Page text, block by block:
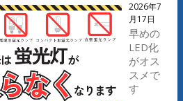
2026年7
月17日
早めの
LED化
がオス
スメで
す